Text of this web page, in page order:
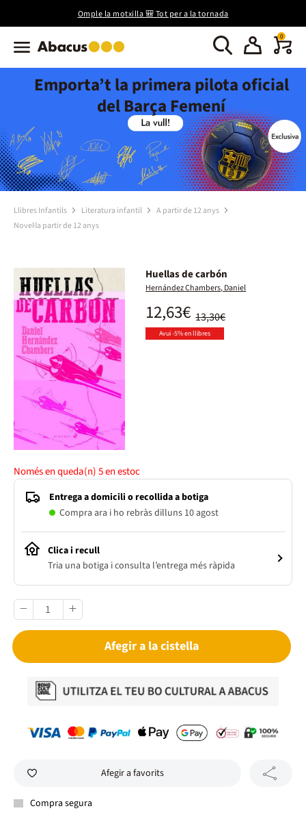
Omple la motxilla 🎒 Tot per a la tornada
0
Emporta’t la primera pilota oficial
del Barça Femení
Llibres Infantils Literatura infantil
A partir de 12 anys
Novel·la partir de 12 anys
Huellas de carbón
Hernández Chambers, Daniel
13,30€
12,63€
Avui -5% en llibres
Només en queda(n)5en estoc
Entrega a domicili o recollida a botiga
Compra ara i ho rebràs dilluns 10 agost
Clica i recull
Tria una botiga i consulta l’entrega més ràpida
Afegir a la cistella
Afegir a favorits
Compra segura